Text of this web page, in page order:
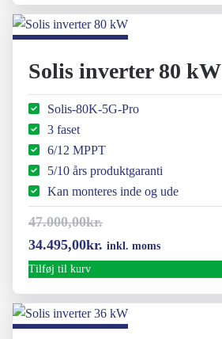
var:
er:
Solis inverter 80 kW
Solis-80K-5G-Pro
3 faset
6/12 MPPT
5/10 års produktgaranti
Kan monteres inde og ude
47.000,00kr.
Den
oprindelige
var:
34.495,00kr. Den
er:
inkl. moms
Tilføj til kurv